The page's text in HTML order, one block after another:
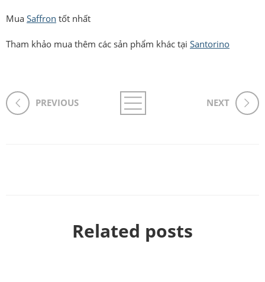
Mua Saffron tốt nhất
Tham khảo mua thêm các sản phẩm khác tại Santorino
PREVIOUS NEXT
Related posts